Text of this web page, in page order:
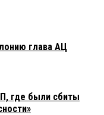
глава АЦ
где были сбиты